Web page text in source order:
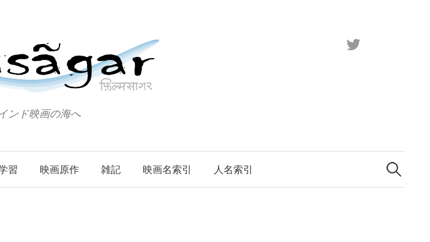
ンド映画の海へ
習 映画原作 雑記 映画名索引 人名索引
検
索: